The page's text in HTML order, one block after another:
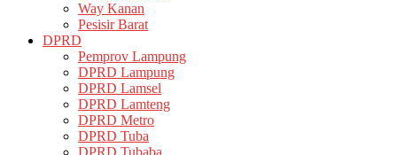
Way Kanan
Pesisir Barat
DPRD
Pemprov Lampung
DPRD Lampung
DPRD Lamsel
DPRD Lamteng
DPRD Metro
DPRD Tuba
DPRD Tubaba